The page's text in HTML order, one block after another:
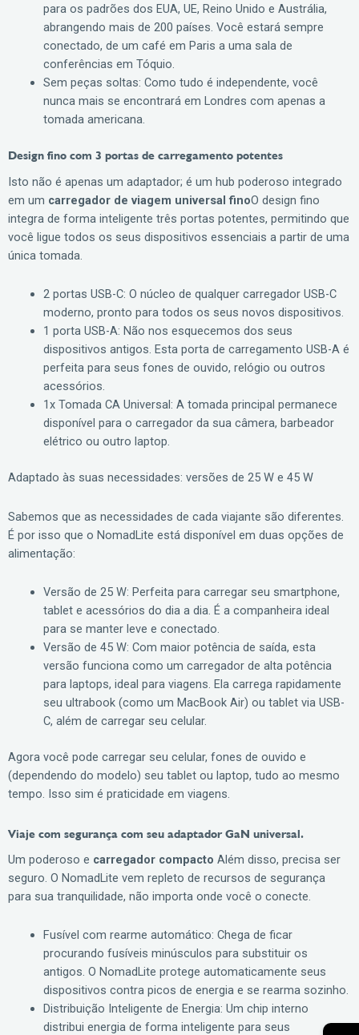
para os padrões dos EUA, UE, Reino Unido e Austrália,
abrangendo mais de 200 países. Você estará sempre
conectado, de um café em Paris a uma sala de
conferências em Tóquio.
Sem peças soltas: Como tudo é independente, você
nunca mais se encontrará em Londres com apenas a
tomada americana.
Design fino com 3 portas de carregamento potentes
Isto não é apenas um adaptador; é um hub poderoso integrado
em um carregador de viagem universal finoO design fino
integra de forma inteligente três portas potentes, permitindo que
você ligue todos os seus dispositivos essenciais a partir de uma
única tomada.
2 portas USB-C: O núcleo de qualquer carregador USB-C
moderno, pronto para todos os seus novos dispositivos.
1 porta USB-A: Não nos esquecemos dos seus
dispositivos antigos. Esta porta de carregamento USB-A é
perfeita para seus fones de ouvido, relógio ou outros
acessórios.
1x Tomada CA Universal: A tomada principal permanece
disponível para o carregador da sua câmera, barbeador
elétrico ou outro laptop.
Adaptado às suas necessidades: versões de 25 W e 45 W
Sabemos que as necessidades de cada viajante são diferentes.
É por isso que o NomadLite está disponível em duas opções de
alimentação:
Versão de 25 W: Perfeita para carregar seu smartphone,
tablet e acessórios do dia a dia. É a companheira ideal
para se manter leve e conectado.
Versão de 45 W: Com maior potência de saída, esta
versão funciona como um carregador de alta potência
para laptops, ideal para viagens. Ela carrega rapidamente
seu ultrabook (como um MacBook Air) ou tablet via USB-
C, além de carregar seu celular.
Agora você pode carregar seu celular, fones de ouvido e
(dependendo do modelo) seu tablet ou laptop, tudo ao mesmo
tempo. Isso sim é praticidade em viagens.
Viaje com segurança com seu adaptador GaN universal.
Um poderoso e carregador compacto Além disso, precisa ser
seguro. O NomadLite vem repleto de recursos de segurança
para sua tranquilidade, não importa onde você o conecte.
Fusível com rearme automático: Chega de ficar
procurando fusíveis minúsculos para substituir os
antigos. O NomadLite protege automaticamente seus
dispositivos contra picos de energia e se rearma sozinho.
Distribuição Inteligente de Energia: Um chip interno
distribui energia de forma inteligente para seus